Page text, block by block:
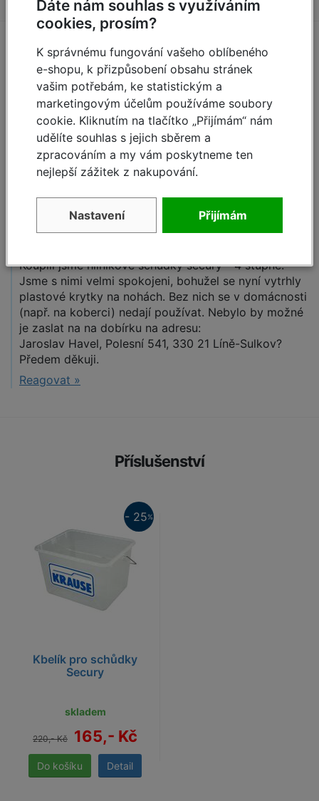
Zeptejte se (1)
Máte otázky k produktu:Hliníkové schůdky
Secury 5 stupňů?
Zeptejte se.
Zeptat se
Havel,
Koupili jsme hliníkové schůdky secury - 4 stupně.
Jsme s nimi velmi spokojeni, bohužel se nyní vytrhly
plastové krytky na nohách. Bez nich se v domácnosti
(např. na koberci) nedají používat. Nebylo by možné
je zaslat na na dobírku na adresu:
Jaroslav Havel, Polesní 541, 330 21 Líně-Sulkov?
Předem děkuji.
Reagovat »
Příslušenství
Kbelík pro schůdky
Secury
skladem
220,- Kč 165,- Kč
Detail
- 25%
Dáte nám souhlas s využíváním
cookies, prosím?
K správnému fungování vašeho oblíbeného
e-shopu, k přizpůsobení obsahu stránek
vašim potřebám, ke statistickým a
marketingovým účelům používáme soubory
cookie. Kliknutím na tlačítko „Přijímám“ nám
udělíte souhlas s jejich sběrem a
zpracováním a my vám poskytneme ten
nejlepší zážitek z nakupování.
Nastavení Přijímám